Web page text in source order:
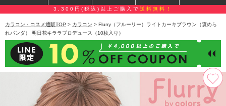
e
n
a
a
i
o
n
3,300円(税込)以上ご購入で 送料無料！
カラコン・コスメ通販TOP > カラコン > Flurry（フルーリー）ライトカーキブラウン（褒めら
れパンダ） 明日花キララプロデュース（10枚入り）